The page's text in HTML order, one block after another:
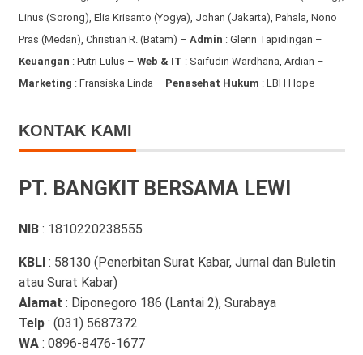
Linus (Sorong), Elia Krisanto (Yogya), Johan (Jakarta), Pahala, Nono
Pras (Medan), Christian R. (Batam) – Admin : Glenn Tapidingan –
Keuangan : Putri Lulus – Web & IT : Saifudin Wardhana, Ardian –
Marketing : Fransiska Linda – Penasehat Hukum : LBH Hope
KONTAK KAMI
PT. BANGKIT BERSAMA LEWI
NIB : 1810220238555
KBLI : 58130 (Penerbitan Surat Kabar, Jurnal dan Buletin
atau Surat Kabar)
Alamat : Diponegoro 186 (Lantai 2), Surabaya
Telp: (031) 5687372
WA: 0896-8476-1677